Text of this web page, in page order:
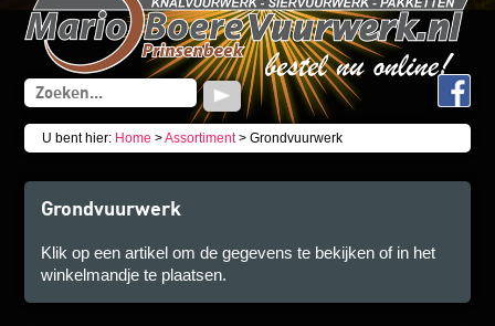
U bent hier: Home >Assortiment> Grondvuurwerk
Grondvuurwerk
Klik op een artikel om de gegevens te bekijken of in het
winkelmandje te plaatsen.